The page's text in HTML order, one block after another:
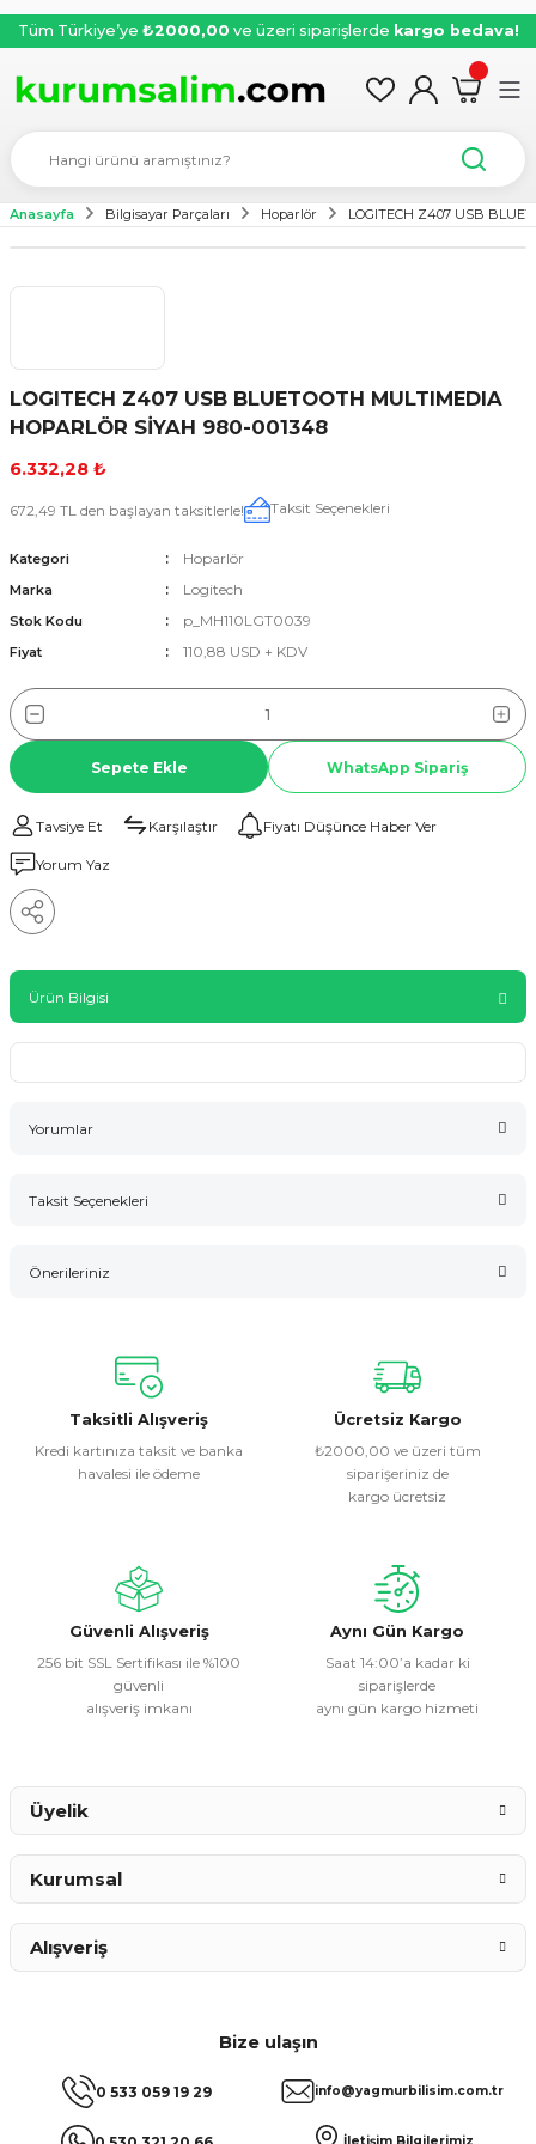
Tüm Türkiye’ye ₺2000,00 ve üzeri siparişlerde kargo bedava!
Anasayfa Bilgisayar Parçaları Hoparlör LOGITECH Z407 USB
LOGITECH Z407 USB BLUETOOTH MULTIMEDIA
HOPARLÖR SİYAH 980-001348
6.332,28 ₺
672,49 TL den başlayan taksitlerle! Taksit Seçenekleri
Kategori Hoparlör
Marka Logitech
Stok Kodu p_MH110LGT0039
Fiyat 110,88 USD + KDV
Sepete Ekle WhatsApp Sipariş
Tavsiye Et Karşılaştır Fiyatı Düşünce Haber Ver
Yorum Yaz
Ürün Bilgisi
Yorumlar
Taksit Seçenekleri
Önerileriniz
konularda yetersiz gördüğünüz noktaları öneri formunu
kullanarak tarafımıza iletebilirsiniz.
Görüş ve önerileriniz için teşekkür ederiz.
Ürün resmi kalitesiz, bozuk veya görüntülenemiyor.
Ürün fiyatı diğer sitelerden daha pahalı.
Bu ürüne benzer farklı alternatifler olmalı.
Taksitli Alışveriş
Kredi kartınıza taksit ve banka
havalesi ile ödeme
Ücretsiz Kargo
₺2000,00 ve üzeri tüm
siparişeriniz de
kargo ücretsiz
Güvenli Alışveriş
256 bit SSL Sertifikası ile %100
güvenli
alışveriş imkanı
Aynı Gün Kargo
Saat 14:00’a kadar ki
siparişlerde
aynı gün kargo hizmeti
Bize ulaşın
0 533 059 19 29 info@yagmurbilisim.com.tr
Üyelik
Kurumsal
Alışveriş